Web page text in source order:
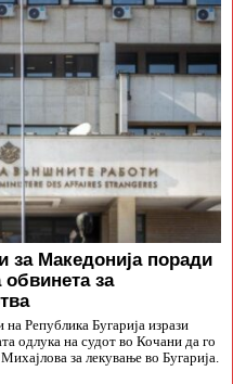
за Македонија поради
обвинета за
Република Бугарија изрази
одлука на судот во Кочани да го
за лекување во Бугарија.